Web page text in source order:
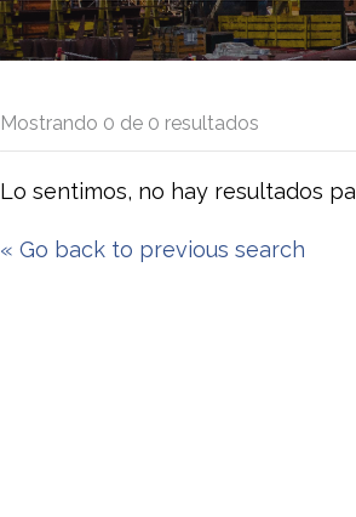
Mostrando 0 de 0 resultados
Lo sentimos, no hay resultados
«Go back to previous search